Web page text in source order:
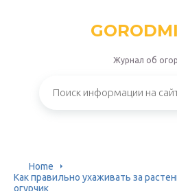
Журнал об
Home
Как правильно ухаживать за
огурчик